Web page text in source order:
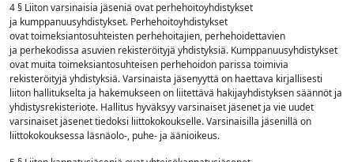
4 § Liiton varsinaisia jäseniä ovat perhehoitoyhdistykset
ja kumppanuusyhdistykset. Perhehoitoyhdistykset
ovat toimeksiantosuhteisten perhehoitajien, perhehoidettavien
ja perhekodissa asuvien rekisteröityjä yhdistyksiä. Kumppanuusyhdistykset
ovat muita toimeksiantosuhteisen perhehoidon parissa toimivia
rekisteröityjä yhdistyksiä. Varsinaista jäsenyyttä on haettava kirjallisesti
liiton hallitukselta ja hakemukseen on liitettävä hakijayhdistyksen säännöt ja
yhdistysrekisteriote. Hallitus hyväksyy varsinaiset jäsenet ja vie uudet
varsinaiset jäsenet tiedoksi liittokokoukselle. Varsinaisilla jäsenillä on
liittokokouksessa läsnäolo-, puhe- ja äänioikeus.